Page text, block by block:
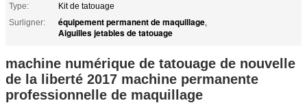
Type:
Kit de tatouage
Surligner:
équipement permanent de maquillage,
Aiguilles jetables de tatouage
machine numérique de tatouage de nouvelle
de la liberté 2017 machine permanente
professionnelle de maquillage